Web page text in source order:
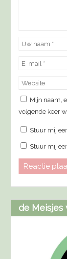
Mijn naam,
volgende keer
Stuur mij
Stuur mij
de Meisjes